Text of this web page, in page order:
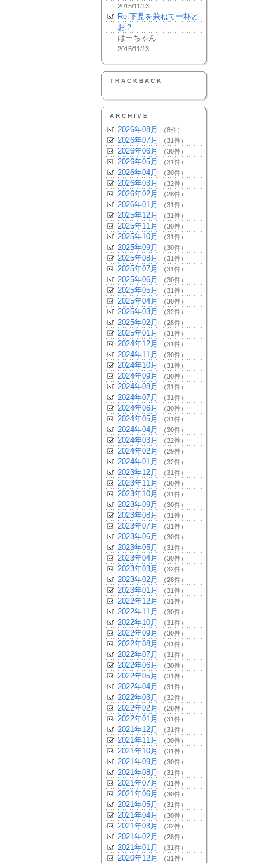
2015/11/13
Re:下見を兼ねて一杯ど
お？
はーちゃん
2015/11/13
TRACKBACK
ARCHIVE
2026年08月 （8件）
2026年07月 （31件）
2026年06月 （30件）
2026年05月 （31件）
2026年04月 （30件）
2026年03月 （32件）
2026年02月 （28件）
2026年01月 （31件）
2025年12月 （31件）
2025年11月 （30件）
2025年10月 （31件）
2025年09月 （30件）
2025年08月 （31件）
2025年07月 （31件）
2025年06月 （30件）
2025年05月 （31件）
2025年04月 （30件）
2025年03月 （32件）
2025年02月 （28件）
2025年01月 （31件）
2024年12月 （31件）
2024年11月 （30件）
2024年10月 （31件）
2024年09月 （30件）
2024年08月 （31件）
2024年07月 （31件）
2024年06月 （30件）
2024年05月 （31件）
2024年04月 （30件）
2024年03月 （32件）
2024年02月 （29件）
2024年01月 （32件）
2023年12月 （31件）
2023年11月 （30件）
2023年10月 （31件）
2023年09月 （30件）
2023年08月 （31件）
2023年07月 （31件）
2023年06月 （30件）
2023年05月 （31件）
2023年04月 （30件）
2023年03月 （32件）
2023年02月 （28件）
2023年01月 （31件）
2022年12月 （31件）
2022年11月 （30件）
2022年10月 （31件）
2022年09月 （30件）
2022年08月 （31件）
2022年07月 （31件）
2022年06月 （30件）
2022年05月 （31件）
2022年04月 （31件）
2022年03月 （32件）
2022年02月 （28件）
2022年01月 （31件）
2021年12月 （31件）
2021年11月 （30件）
2021年10月 （31件）
2021年09月 （30件）
2021年08月 （31件）
2021年07月 （31件）
2021年06月 （30件）
2021年05月 （31件）
2021年04月 （30件）
2021年03月 （32件）
2021年02月 （28件）
2021年01月 （31件）
2020年12月 （31件）